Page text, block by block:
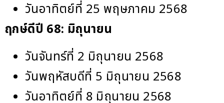
วันอาทิตย์ที่ 25 พฤษภาคม 2568
ฤกษ์ดีปี 68: มิถุนายน
วันจันทร์ที่ 2 มิถุนายน 2568
วันพฤหัสบดีที่ 5 มิถุนายน 2568
วันอาทิตย์ที่ 8 มิถุนายน 2568